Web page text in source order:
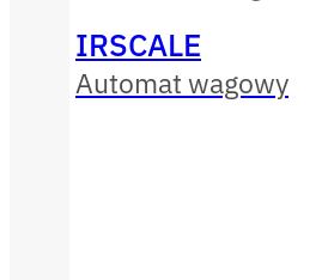
IRSCALE
Automat wagowy